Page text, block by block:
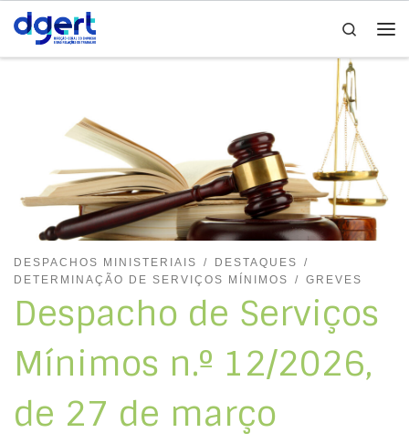
Skip to content
Search
DESPACHOS MINISTERIAIS
DESTAQUES
DETERMINAÇÃO DE SERVIÇOS MÍNIMOS
GREVES
Despacho de Serviços
Mínimos n.º 12/2026,
de 27 de março